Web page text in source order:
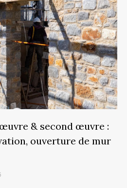
& second œuvre :
ouverture de mur